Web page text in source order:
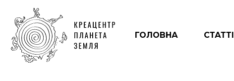
ГОЛОВНА СТАТТІ